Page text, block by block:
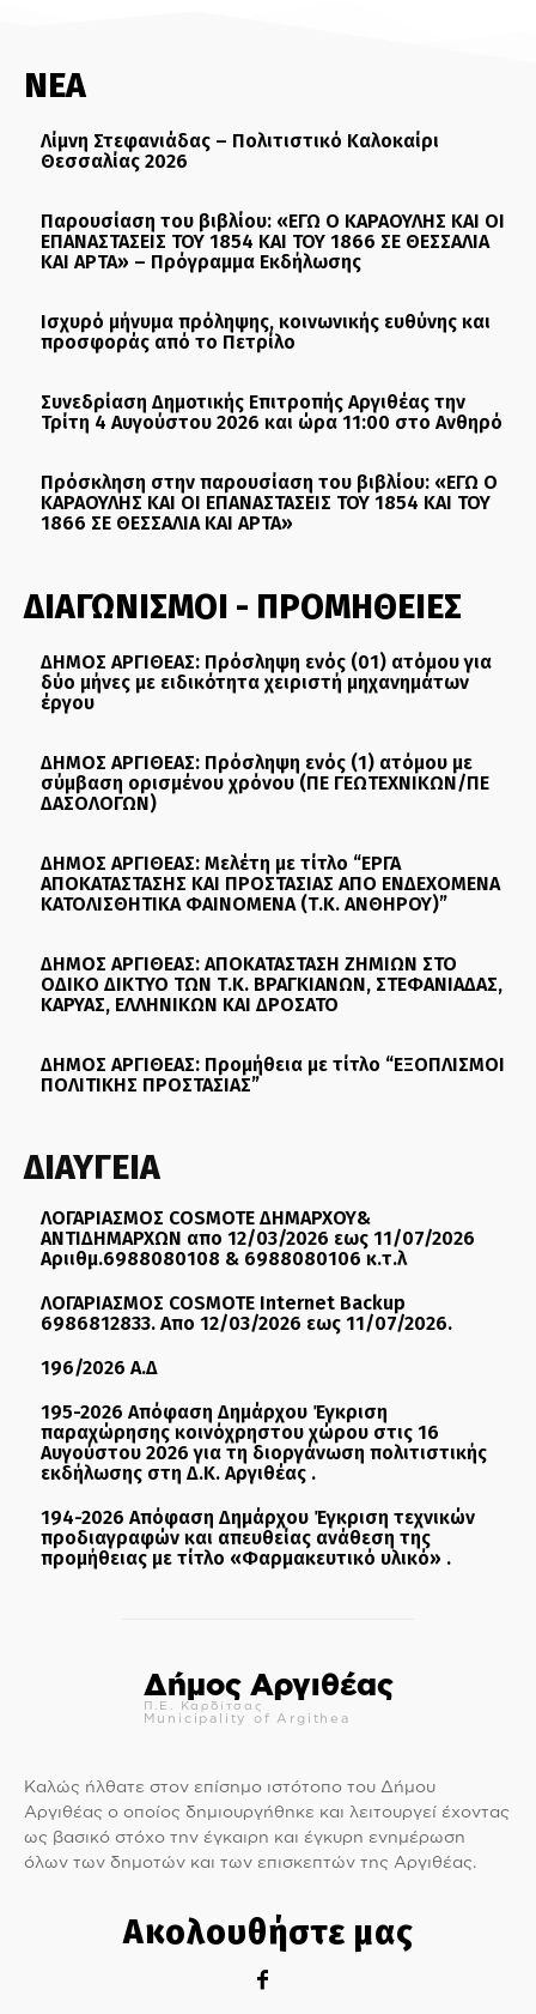
ΝΕΑ
Λίμνη Στεφανιάδας – Πολιτιστικό Καλοκαίρι
Θεσσαλίας 2026
Παρουσίαση του βιβλίου: «ΕΓΩ Ο ΚΑΡΑΟΥΛΗΣ ΚΑΙ ΟΙ
ΕΠΑΝΑΣΤΑΣΕΙΣ ΤΟΥ 1854 ΚΑΙ ΤΟΥ 1866 ΣΕ ΘΕΣΣΑΛΙΑ
ΚΑΙ ΑΡΤΑ» – Πρόγραμμα Εκδήλωσης
Ισχυρό μήνυμα πρόληψης, κοινωνικής ευθύνης και
προσφοράς από το Πετρίλο
Συνεδρίαση Δημοτικής Επιτροπής Αργιθέας την
Τρίτη 4 Αυγούστου 2026 και ώρα 11:00 στο Ανθηρό
Πρόσκληση στην παρουσίαση του βιβλίου: «ΕΓΩ Ο
ΚΑΡΑΟΥΛΗΣ ΚΑΙ ΟΙ ΕΠΑΝΑΣΤΑΣΕΙΣ ΤΟΥ 1854 ΚΑΙ ΤΟΥ
1866 ΣΕ ΘΕΣΣΑΛΙΑ ΚΑΙ ΑΡΤΑ»
ΔΙΑΓΩΝΙΣΜΟΙ - ΠΡΟΜΗΘΕΙΕΣ
ΔΗΜΟΣ ΑΡΓΙΘΕΑΣ: Πρόσληψη ενός (01) ατόμου για
δύο μήνες με ειδικότητα χειριστή μηχανημάτων
έργου
ΔΗΜΟΣ ΑΡΓΙΘΕΑΣ: Πρόσληψη ενός (1) ατόμου με
σύμβαση ορισμένου χρόνου (ΠΕ ΓΕΩΤΕΧΝΙΚΩΝ/ΠΕ
ΔΑΣΟΛΟΓΩΝ)
ΔΗΜΟΣ ΑΡΓΙΘΕΑΣ: Μελέτη με τίτλο “ΕΡΓΑ
ΑΠΟΚΑΤΑΣΤΑΣΗΣ ΚΑΙ ΠΡΟΣΤΑΣΙΑΣ ΑΠΟ ΕΝΔΕΧΟΜΕΝΑ
ΚΑΤΟΛΙΣΘΗΤΙΚΑ ΦΑΙΝΟΜΕΝΑ (Τ.Κ. ΑΝΘΗΡΟΥ)”
ΔΗΜΟΣ ΑΡΓΙΘΕΑΣ: ΑΠΟΚΑΤΑΣΤΑΣΗ ΖΗΜΙΩΝ ΣΤΟ
ΟΔΙΚΟ ΔΙΚΤΥΟ ΤΩΝ Τ.Κ. ΒΡΑΓΚΙΑΝΩΝ, ΣΤΕΦΑΝΙΑΔΑΣ,
ΚΑΡΥΑΣ, ΕΛΛΗΝΙΚΩΝ ΚΑΙ ΔΡΟΣΑΤΟ
ΔΗΜΟΣ ΑΡΓΙΘΕΑΣ: Προμήθεια με τίτλο “ΕΞΟΠΛΙΣΜΟΙ
ΠΟΛΙΤΙΚΗΣ ΠΡΟΣΤΑΣΙΑΣ”
ΔΙΑΥΓΕΙΑ
ΛΟΓΑΡΙΑΣΜΟΣ COSMOTE ΔΗΜΑΡΧΟΥ&
ΑΝΤΙΔΗΜΑΡΧΩΝ απο 12/03/2026 εως 11/07/2026
Αριιθμ.6988080108 & 6988080106 κ.τ.λ
ΛΟΓΑΡΙΑΣΜΟΣ COSMOTE Internet Backup
6986812833. Απο 12/03/2026 εως 11/07/2026.
196/2026 Α.Δ
195-2026 Απόφαση Δημάρχου Έγκριση
παραχώρησης κοινόχρηστου χώρου στις 16
Αυγούστου 2026 για τη διοργάνωση πολιτιστικής
εκδήλωσης στη Δ.Κ. Αργιθέας .
194-2026 Απόφαση Δημάρχου Έγκριση τεχνικών
προδιαγραφών και απευθείας ανάθεση της
προμήθειας με τίτλο «Φαρμακευτικό υλικό» .
Δήμος Αργιθέας
Π.Ε. Καρδίτσας
Municipality of Argithea
Καλώς ήλθατε στον επίσημο ιστότοπο του Δήμου
Αργιθέας ο οποίος δημιουργήθηκε και λειτουργεί έχοντας
ως βασικό στόχο την έγκαιρη και έγκυρη ενημέρωση
όλων των δημοτών και των επισκεπτών της Αργιθέας.
Ακολουθήστε μας